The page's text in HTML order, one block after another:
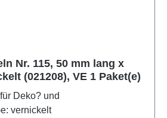
Nr. 115, 50 mm lang x
(021208), VE 1 Paket(e)
Deko? und
vernickelt